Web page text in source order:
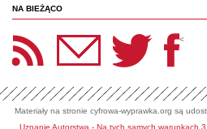
NA BIEŻĄCO
Panoptyka Facebook <
Materiały na stronie cyfrowa-wyprawka.org są
Uznanie Autorstwa - Na tych samych warunkach